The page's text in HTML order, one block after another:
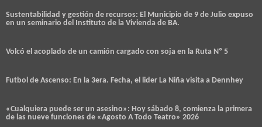
Sustentabilidad y gestión de recursos: El Municipio de 9 de Julio expuso
en un seminario del Instituto de la Vivienda de BA.
Volcó el acoplado de un camión cargado con soja en la Ruta Nº 5
Futbol de Ascenso: En la 3era. Fecha, el lider La Niña visita a Dennhey
«Cualquiera puede ser un asesino»: Hoy sábado 8, comienza la primera
de las nueve funciones de «Agosto A Todo Teatro» 2026